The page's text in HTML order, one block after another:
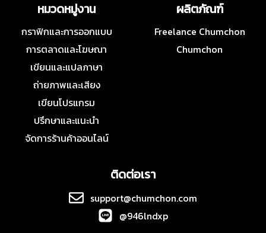
หมวดหมู่งาน
กราฟิกและการออกแบบ
การตลาดและโฆษณา
เขียนและแปลภาษา
ถ่ายภาพและเสียง
เขียนโปรแกรม
ปรึกษาและแนะนำ
จัดการร้านค้าออนไลน์
ผลิตภัณฑ์
Freelance Chumchon
Chumchon
ติดต่อเรา
support@chumchon.com
@946lndxp